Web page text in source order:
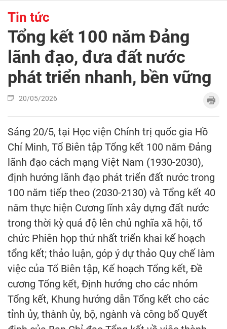
Tin tức
Tổng kết 100 năm Đảng
lãnh đạo, đưa đất nước
phát triển nhanh, bền vững
20/05/2026
Sáng 20/5, tại Học viện Chính trị quốc gia Hồ
Chí Minh, Tổ Biên tập Tổng kết 100 năm Đảng
lãnh đạo cách mạng Việt Nam (1930-2030),
định hướng lãnh đạo phát triển đất nước trong
100 năm tiếp theo (2030-2130) và Tổng kết 40
năm thực hiện Cương lĩnh xây dựng đất nước
trong thời kỳ quá độ lên chủ nghĩa xã hội, tổ
chức Phiên họp thứ nhất triển khai kế hoạch
tổng kết; thảo luận, góp ý dự thảo Quy chế làm
việc của Tổ Biên tập, Kế hoạch Tổng kết, Đề
cương Tổng kết, Định hướng cho các nhóm
Tổng kết, Khung hướng dẫn Tổng kết cho các
tỉnh ủy, thành ủy, bộ, ngành và công bố Quyết